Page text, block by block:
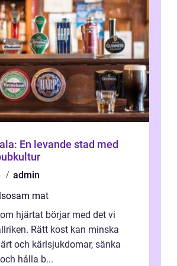
En levande stad med
admin
mat
hjärtat börjar med det vi
Rätt kost kan minska
och kärlsjukdomar, sänka
hålla b...